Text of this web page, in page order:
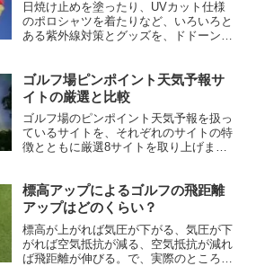
日焼け止めを塗ったり、UVカット仕様
のポロシャツを着たりなど、いろいろと
ある紫外線対策とグッズを、ドドーンと
と…）。
ゴルフ場ピンポイント天気予報サ
イトの厳選と比較
ゴルフ場のピンポイント天気予報を扱っ
ているサイトを、それぞれのサイトの特
徴とともに厳選8サイトを取り上げまし
標高アップによるゴルフの飛距離
アップはどのくらい？
標高が上がれば気圧が下がる、気圧が下
がれば空気抵抗が減る、空気抵抗が減れ
ば飛距離が伸びる。で、実際のところ標